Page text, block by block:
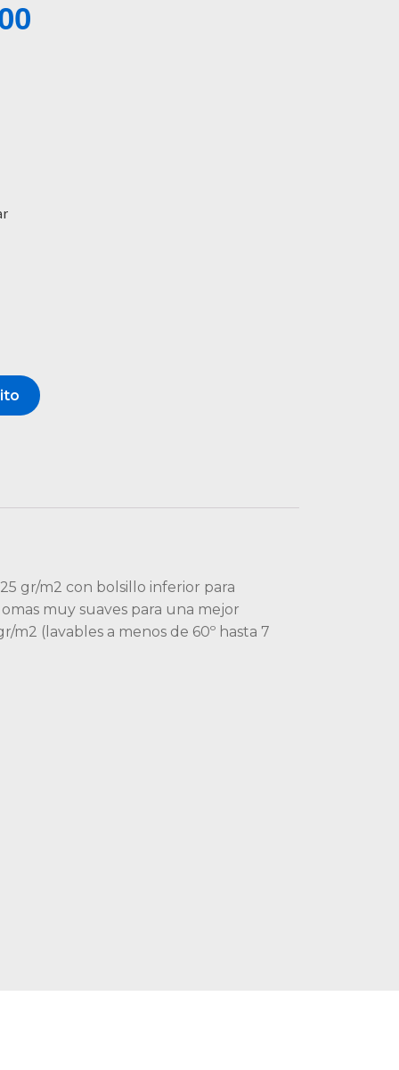
gr/m2 con bolsillo inferior para
muy suaves para una mejor
m2 (lavables a menos de 60º hasta 7